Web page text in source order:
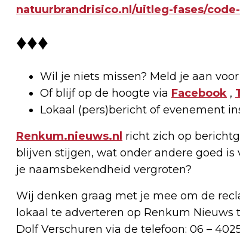
natuurbrandrisico.nl/uitleg-fases/
♦♦♦
Wil je niets missen? Meld je aan
Of blijf op de hoogte via Facebook ,
Lokaal (pers)bericht of evenement
Renkum.nieuws.nl richt zich op
blijven stijgen, wat onder andere goed
je naamsbekendheid vergroten?
Wij denken graag met je mee om de
lokaal te adverteren op Renkum
Dolf Verschuren via de telefoon: 06 –